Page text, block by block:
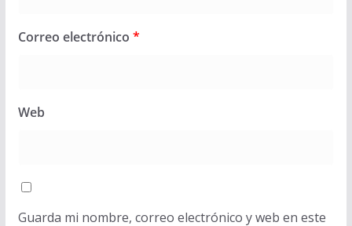
Correo electrónico *
Web
Guarda mi nombre, correo electrónico y web en este